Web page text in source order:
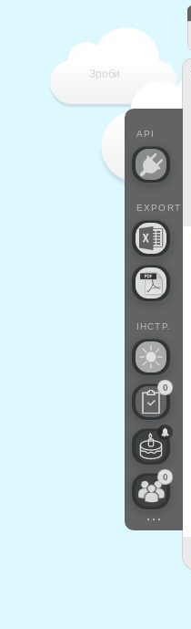
Зроби
API
EXPORT
ІНСТР.
0
0
...